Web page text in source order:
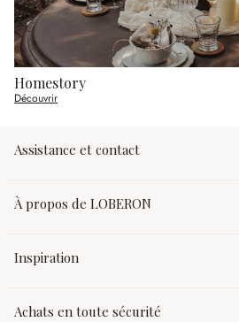
Homestory
Découvrir
Assistance et contact
À propos de LOBERON
Inspiration
Achats en toute sécurité